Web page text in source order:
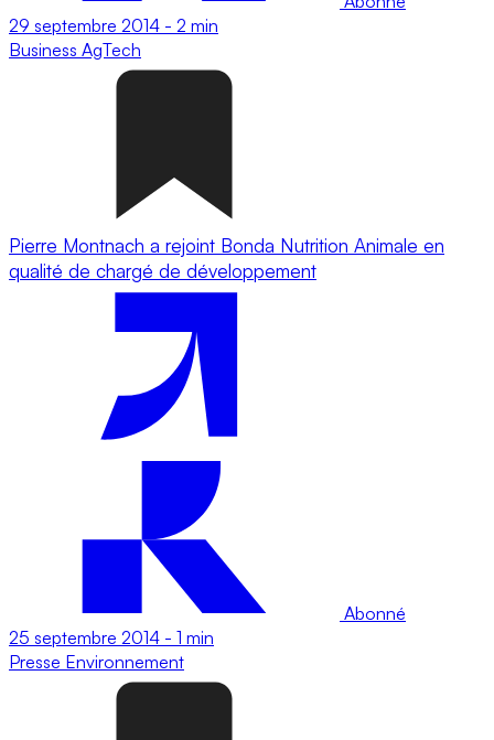
29 septembre 2014 - 2 min
Business AgTech
Pierre Montnach a rejoint Bonda Nutrition Animale en
qualité de chargé de développement
Abonné
25 septembre 2014 - 1 min
Presse Environnement